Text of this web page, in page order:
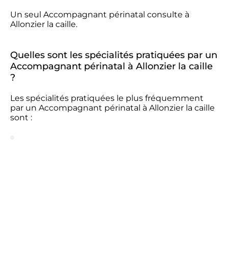
Un seul Accompagnant périnatal consulte à
Allonzier la caille.
Quelles sont les spécialités pratiquées par un
Accompagnant périnatal à Allonzier la caille
?
Les spécialités pratiquées le plus fréquemment
par un Accompagnant périnatal à Allonzier la caille
sont :